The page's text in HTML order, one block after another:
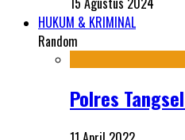
HUKUM & KRIMINAL
Random
Polres